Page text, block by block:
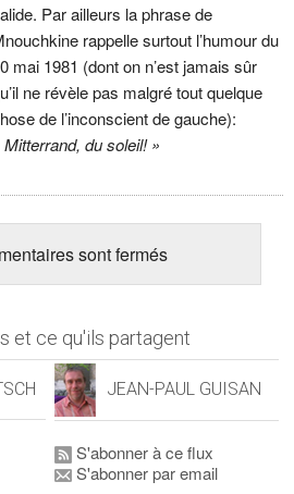
Par ailleurs la phrase de
rappelle surtout l’humour du
mai 1981 (dont on n’est jamais sûr
ne révèle pas malgré tout quelque
de l’inconscient de gauche):
Mitterrand, du soleil! »
sont fermés
et ce qu'ils partagent
JEAN-PAUL GUISAN
S'abonner à ce flux
S'abonner par email